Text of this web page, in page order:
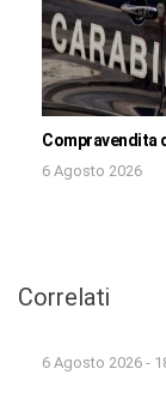
Compravendita
6 Agosto 2026
Correlati
6 Agosto 2026 -